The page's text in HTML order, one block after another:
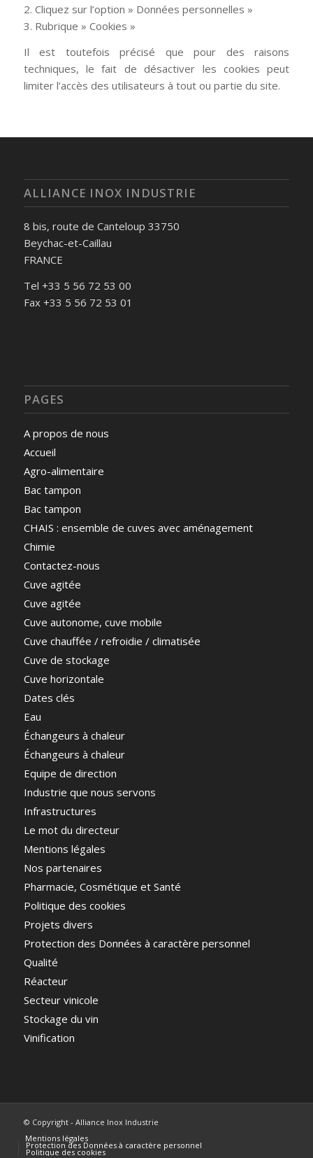
2. Cliquez sur l’option » Données personnelles »
3. Rubrique » Cookies »
Il est toutefois précisé que pour des raisons
techniques, le fait de désactiver les cookies peut
limiter l’accès des utilisateurs à tout ou partie du site.
ALLIANCE INOX INDUSTRIE
8 bis, route de Canteloup 33750
Beychac-et-Caillau
FRANCE
Tel +33 5 56 72 53 00
Fax +33 5 56 72 53 01
PAGES
A propos de nous
Accueil
Agro-alimentaire
Bac tampon
Bac tampon
CHAIS : ensemble de cuves avec aménagement
Chimie
Contactez-nous
Cuve agitée
Cuve agitée
Cuve autonome, cuve mobile
Cuve chauffée / refroidie / climatisée
Cuve de stockage
Cuve horizontale
Dates clés
Eau
Échangeurs à chaleur
Échangeurs à chaleur
Equipe de direction
Industrie que nous servons
Infrastructures
Le mot du directeur
Mentions légales
Nos partenaires
Pharmacie, Cosmétique et Santé
Politique des cookies
Projets divers
Protection des Données à caractère personnel
Qualité
Réacteur
Secteur vinicole
Stockage du vin
Vinification
© Copyright - Alliance Inox Industrie
Mentions légales
Protection des Données à caractère personnel
Politique des cookies